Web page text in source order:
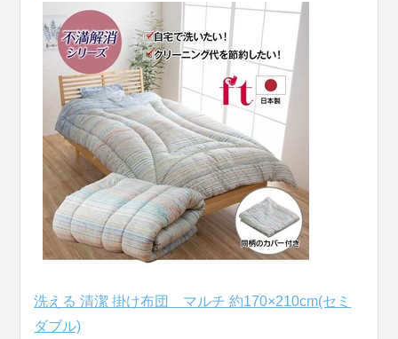
洗える 清潔 掛け布団 マルチ 約170×210cm(セミ
ダブル)